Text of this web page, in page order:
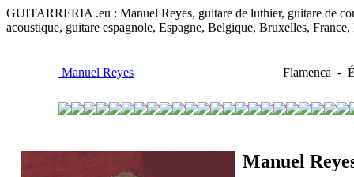
GUITARRERIA .eu : Manuel Reyes, guitare de luthier, guitare de
acoustique, guitare espagnole, Espagne, Belgique, Bruxelles,
Manuel Reyes Flamenca -
Manuel